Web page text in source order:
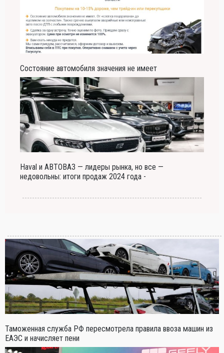
Состояние автомобиля значения не имеет
Haval и АВТОВАЗ — лидеры рынка, но все —
недовольны: итоги продаж 2024 года -
Таможенная служба РФ пересмотрела правила ввоза машин из
ЕАЭС и начисляет пени